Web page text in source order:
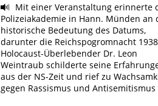
Mit einer Veranstaltung erinnerte
Polizeiakademie in Hann. Münden an
historische Bedeutung des Datums,
darunter die Reichspogromnacht
Holocaust-Überlebender Dr. Leon
Weintraub schilderte seine
aus der NS-Zeit und rief zu
gegen Rassismus und